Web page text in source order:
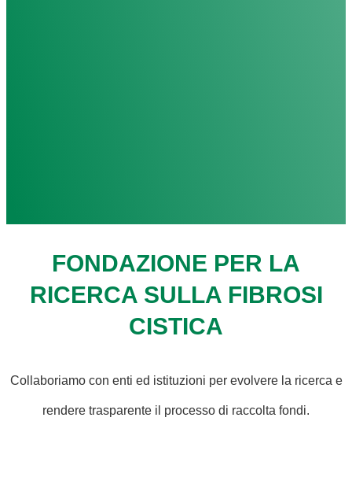
FONDAZIONE PER LA
RICERCA SULLA FIBROSI
CISTICA
Collaboriamo con enti ed istituzioni per evolvere la ricerca e
rendere trasparente il processo di raccolta fondi.